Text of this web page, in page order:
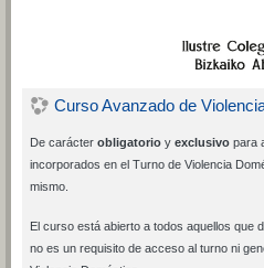
Curso Avanzado de
De carácter obligatorioy exclusivopara
incorporados en el Turno de Violencia
mismo.
El curso está abierto a todos aquellos que
no es un requisito de acceso al turno ni